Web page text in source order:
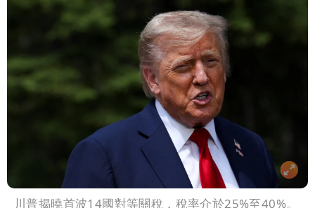
川普揭曉首波14國對等關稅，稅率介於25%至40%。